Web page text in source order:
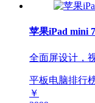
苹果iPad mini
全面屏设计，
平板电脑排行
￥